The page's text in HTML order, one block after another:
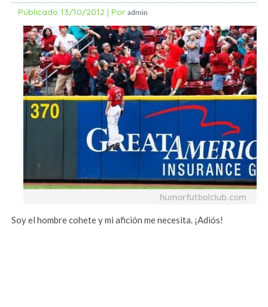
Publicado 13/10/2012 | Por admin
Soy el hombre cohete y mi afición me necesita. ¡Adiós!